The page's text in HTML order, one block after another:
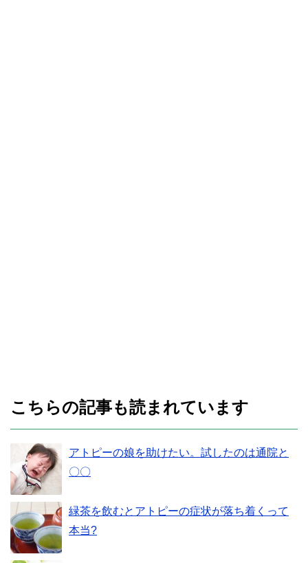
こちらの記事も読まれています
アトピーの娘を助けたい。試したのは通院と
〇〇
緑茶を飲むとアトピーの症状が落ち着くって
本当?